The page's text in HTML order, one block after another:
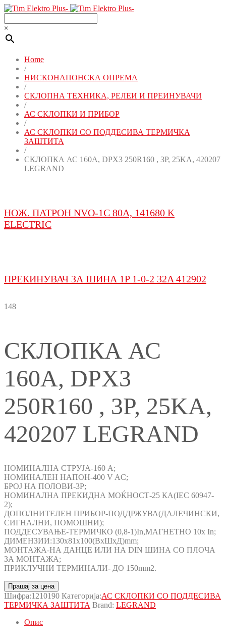
×
Home
/
НИСКОНАПОНСКА ОПРЕМА
/
СКЛОПНА ТЕХНИКА, РЕЛЕИ И ПРЕИНУВАЧИ
/
АС СКЛОПКИ И ПРИБОР
/
АС СКЛОПКИ СО ПОДДЕСИВА ТЕРМИЧКА
ЗАШТИТА
/
СКЛОПКА АС 160A, DPX3 250R160 , 3P, 25KA, 420207
LEGRAND
НОЖ. ПАТРОН NVO-1C 80A, 141680 K
ELECTRIC
ПРЕКИНУВАЧ ЗА ШИНА 1P 1-0-2 32A 412902
148
СКЛОПКА АС
160A, DPX3
250R160 , 3P, 25KA,
420207 LEGRAND
НОМИНАЛНА СТРУЈА-160 A;
НОМИНАЛЕН НАПОН-400 V AC;
БРОЈ НА ПОЛОВИ-3P;
НОМИНАЛНА ПРЕКИДНА МОЌНОСТ-25 КА(IEC 60947-
2);
ДОПОЛНИТЕЛЕН ПРИБОР-ПОДДРЖУВА(ДАЛЕЧИНСКИ,
СИГНАЛНИ, ПОМОШНИ);
ПОДДЕСУВАЊЕ-ТЕРМИЧКО (0,8-1)In,МАГНЕТНО 10x In;
ДИМЕНЗИИ:130x81x100(ВxШxД)mm;
МОНТАЖА-НА ДАНЦЕ ИЛИ НА DIN ШИНА СО ПЛОЧА
ЗА МОНТАЖА;
ПРИКЛУЧНИ ТЕРМИНАЛИ- ДО 150mm2.
Прашај за цена
Шифра:1210190 Категорија:АС СКЛОПКИ СО ПОДДЕСИВА
ТЕРМИЧКА ЗАШТИТА Brand: LEGRAND
Опис